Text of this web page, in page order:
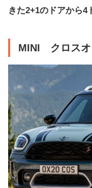
きた2+1のドアから4
MINI クロスオ